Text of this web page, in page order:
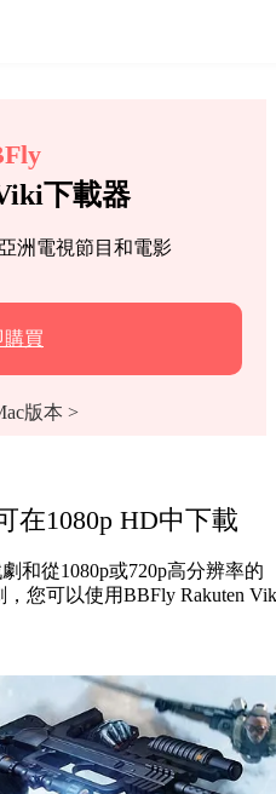
下載器
洲電視節目和電影
購買
版本 >
在1080p HD中下載
和從1080p或720p高分辨率的
您可以使用BBFly Rakuten